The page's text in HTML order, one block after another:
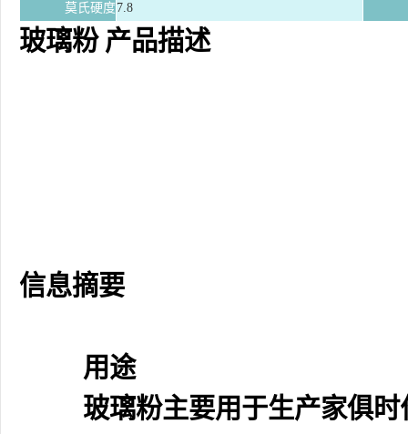
莫氏硬度7.8
玻璃粉 产品描述
信息摘要
用途
玻璃粉主要用于生产家俱